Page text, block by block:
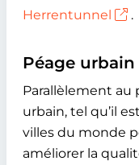
Herrentunnel
.
Péage
Parallèlement au
urbain, tel qu’il
villes du monde
améliorer la